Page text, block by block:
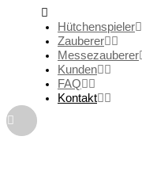
Hütchenspieler
Zauberer
Messezauberer
Kunden
FAQ
Kontakt